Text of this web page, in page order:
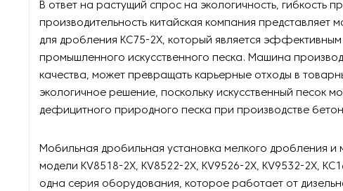
В ответ на растущий спрос на экологичность, гибкость
производительность китайская компания представляет
для дробления KC75-2X, который является
промышленного искусственного песка. Машина
качества, может превращать карьерные отходы в
экологичное решение, поскольку искусственный песок
дефицитного природного песка при производстве
Мобильная дробильная установка мелкого дробления и
модели KV8518-2X, KV8522-2X, KV9526-2X, KV9532-2X,
одна серия оборудования, которое работает от